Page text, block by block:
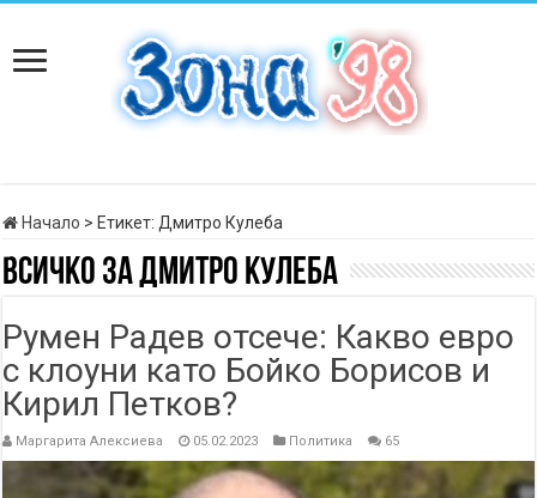
Начало > Етикет: Дмитро Кулеба
Всичко заДмитро Кулеба
Румен Радев отсече: Какво евро
с клоуни като Бойко Борисов и
Кирил Петков?
Маргарита Алексиева 05.02.2023 Политика 65